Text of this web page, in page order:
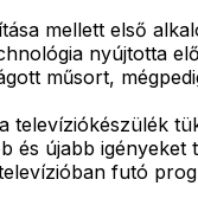
mellett első
nyújtotta
műsort,
televíziókészülék
és újabb igényeket
futó